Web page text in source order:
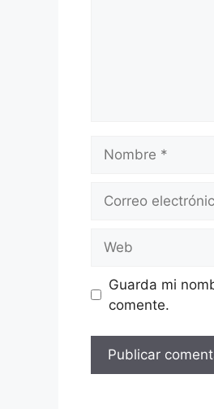
electrónico
Guarda mi
comente.